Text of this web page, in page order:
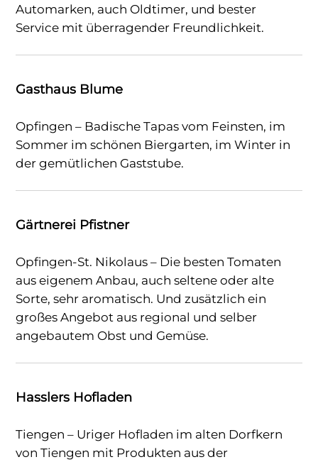
Automarken, auch Oldtimer, und bester
Service mit überragender Freundlichkeit.
Gasthaus Blume
Opfingen – Badische Tapas vom Feinsten, im
Sommer im schönen Biergarten, im Winter in
der gemütlichen Gaststube.
Gärtnerei Pfistner
Opfingen-St. Nikolaus – Die besten Tomaten
aus eigenem Anbau, auch seltene oder alte
Sorte, sehr aromatisch. Und zusätzlich ein
großes Angebot aus regional und selber
angebautem Obst und Gemüse.
Hasslers Hofladen
Tiengen – Uriger Hofladen im alten Dorfkern
von Tiengen mit Produkten aus der